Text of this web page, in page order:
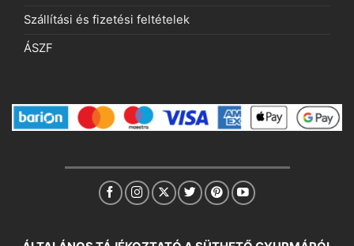
Szállítási és fizetési feltételek
ÁSZF